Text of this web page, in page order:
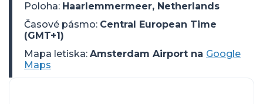
Poloha: Haarlemmermeer, Netherlands
Časové pásmo: Central European Time
(GMT+1)
Mapa letiska: Amsterdam Airport na Google
Maps